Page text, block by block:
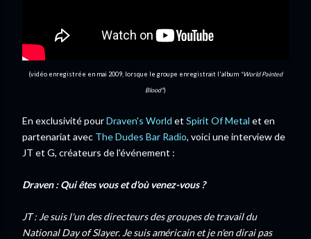
(vidéo enregistrée en mai 2009, lorsque le groupe enregistrait l'album "World Painted
Blood")
En exclusivité pourDraven's World et Spirit Of Metal et en
partenariat avec The Dudes Bar Radio, voici une interview de
JT et G, créateurs de l'événement :
Draven : Qui êtes vous et d'où venez-vous ?
JT : Je suis l'un des directeurs des groupes de travail du
National Day of Slayer. Je suis américain et je n'en dirai pas